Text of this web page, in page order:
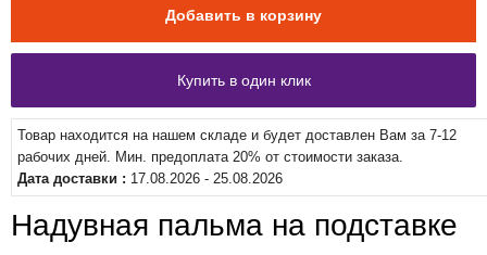
Товар находится на нашем складе и будет доставлен Вам за 7-12
рабочих дней. Мин. предоплата 20% от стоимости заказа.
Дата доставки : 17.08.2026 - 25.08.2026
Надувная пальма на подставке